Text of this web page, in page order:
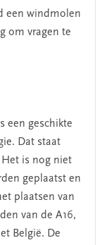
een windmolen
om vragen te
een geschikte
Dat staat
is nog niet
geplaatst en
plaatsen van
van de A16,
België. De